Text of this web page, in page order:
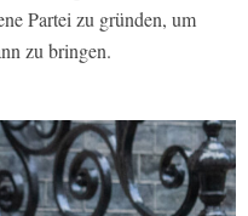
Partei zu gründen, um
zu bringen.